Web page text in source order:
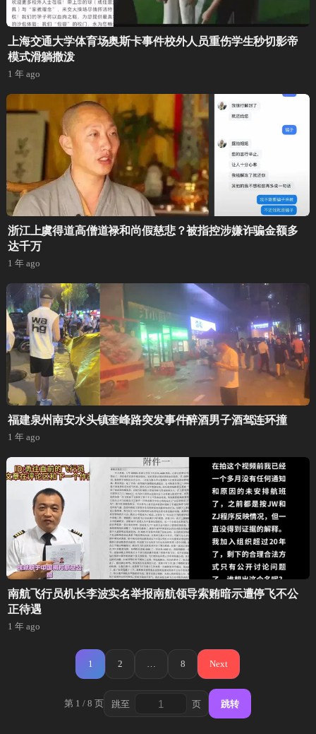
上海交通大学体育场奥斯卡事件校外人员重伤学生秒切影帝
模式滑躺撒泼
1 年 ago
浙江上虞得道高僧道禄和尚假慈悲？被指控涉嫌诈骗金额多
达千万
1 年 ago
福建泉州南安水头镇奎峰路突发事件醉酒男子酒驾连环撞
1 年 ago
南航飞行员机长李波实名举报南航领导索贿暗示遭停飞不公
正待遇
1 年 ago
1 2 … 8 Next
第 1 / 8 页
跳至 页 跳转